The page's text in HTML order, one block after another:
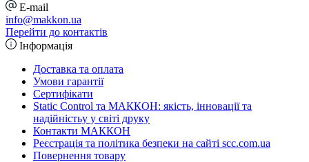
E-mail
info@makkon.ua
Перейти до контактів
Інформація
Доставка та оплата
Умови гарантії
Сертифікати
Static Control та МАККОН: якість, інновації та
надійністьу у світі друку
Контакти МАККОН
Реєстрація та політика безпеки на сайті scc.com.ua
Повернення товару